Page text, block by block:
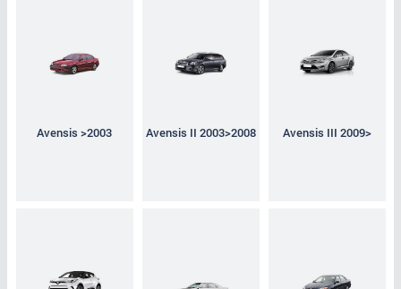
Avensis >2003 Avensis II 2003>2008 Avensis III 2009>